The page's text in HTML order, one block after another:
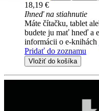
18,19 €
Ihneď na stiahnutie
Máte čítačku, tablet
budete ju mať hneď a
informácii o e-knihách
Pridať do zoznamu
Vložiť do košíka